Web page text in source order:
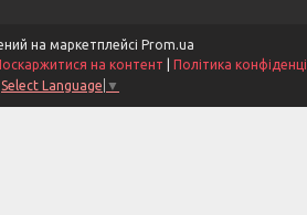
на маркетплейсі Prom.ua
на контент
Політика
Select Language ▼